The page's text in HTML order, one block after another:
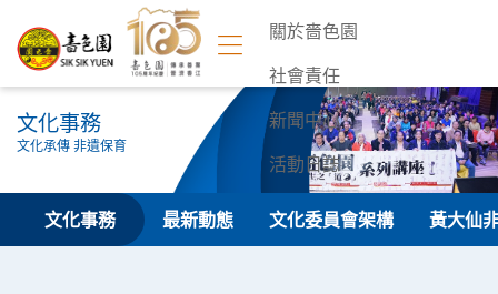
關於嗇色園
社會責任
新聞中心
活動日誌
聯絡我們
文化事務
文化承傳 非遺保育
文化事務 最新動態 文化委員會架構 黃大仙